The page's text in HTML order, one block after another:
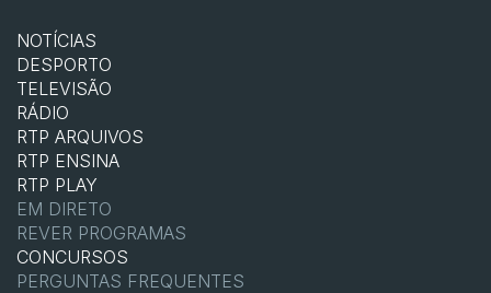
NOTÍCIAS
DESPORTO
TELEVISÃO
RÁDIO
RTP ARQUIVOS
RTP ENSINA
RTP PLAY
EM DIRETO
REVER PROGRAMAS
CONCURSOS
PERGUNTAS FREQUENTES